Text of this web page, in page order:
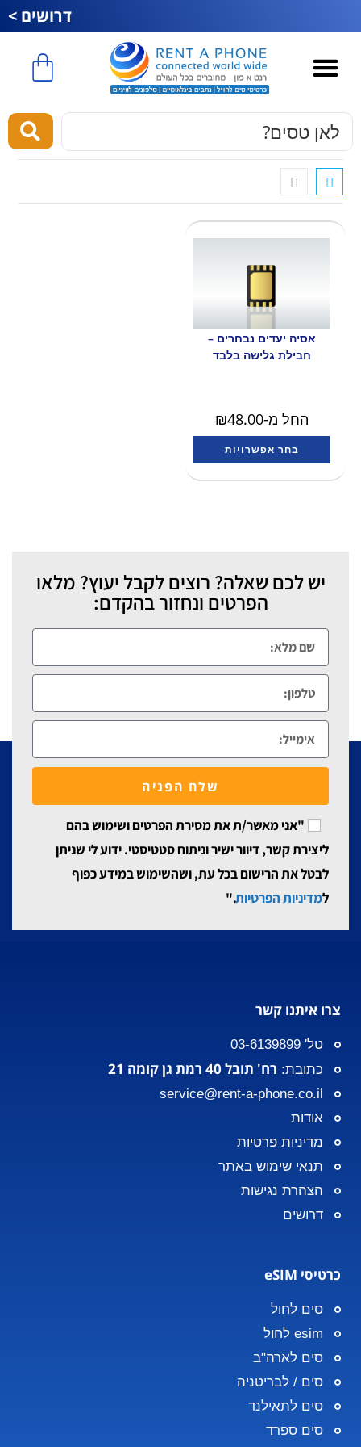
דרושים >
אסיה יעדים נבחרים –
חבילת גלישה בלבד
החל מ- ₪48.00
בחר אפשרויות
יש לכם שאלה? רוצים לקבל יעוץ? מלאו
הפרטים ונחזור בהקדם:
"אני מאשר/ת את מסירת הפרטים ושימוש בהם
ליצירת קשר, דיוור ישיר וניתוח סטטיסטי. ידוע לי שניתן
לבטל את הרישום בכל עת, ושהשימוש במידע כפוף
למדיניות הפרטיות."
שלח הפניה
צרו איתנו קשר
טל' 03-6139899
כתובת: רח' תובל 40 רמת גן קומה 21
service@rent-a-phone.co.il
אודות
מדיניות פרטיות
תנאי שימוש באתר
הצהרת נגישות
דרושים
כרטיסי eSIM
סים לחול
esim לחול
סים לארה"ב
סים / לבריטניה
סים לתאילנד
סים ספרד